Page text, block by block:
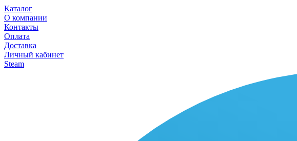
Каталог
О компании
Контакты
Оплата
Доставка
Личный кабинет
Steam